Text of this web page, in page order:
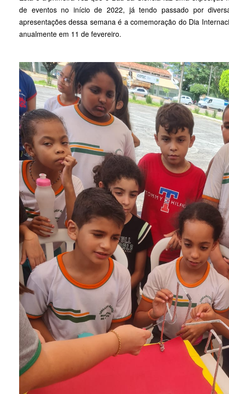
de eventos no início de 2022, já tendo passado por
apresentações dessa semana é a comemoração do Dia
anualmente em 11 de fevereiro.